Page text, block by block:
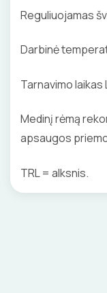
Reguliuojamas
Darbinė
Tarnavimo laikas
Medinį rėmą
apsaugos
TRL = alksnis.